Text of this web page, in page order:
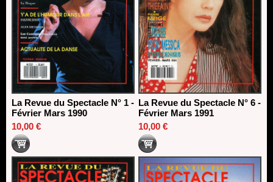
La Revue du Spectacle N° 1 -
Février Mars 1990
10,00 €
La Revue du Spectacle N° 6 -
Février Mars 1991
10,00 €